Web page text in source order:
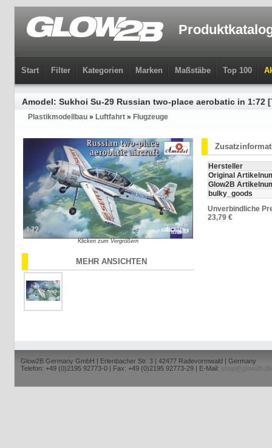
Start Filter Kategorien Marken Maßstäbe Top 100
Amodel: Sukhoi Su-29 Russian two-place aerobatic in 1:72
Plastikmodellbau » Luftfahrt » Flugzeuge
Klicken zum Vergrößern
MEHR ANSICHTEN
Hersteller
Original
Glow2B
bulky_goods
Unverbindliche
23,79 €
Glow2B Germany GmbH | Erlenbacher Str. 3 | 42477 Radevormwald | Germany
Telefon: +49 (0)2195 92773-0 | Fax: +49 (0)2195 92773-29 | E-Mail:
shop@glow2b.de